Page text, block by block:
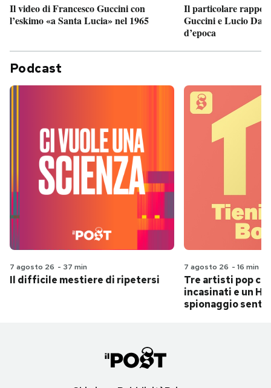
Il video di Francesco Guccini con
l’eskimo «a Santa Lucia» nel 1965
Il particolare
Guccini e Lucio
d’epoca
Podcast
7 agosto 26 - 37 min
Il difficile mestiere di ripetersi
7 agosto 26 - 16 min
Tre artisti pop
incasinati e un
spionaggio